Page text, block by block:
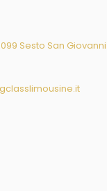
Sesto San